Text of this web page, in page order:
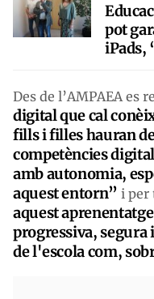
pot
iPads,
Des de l’AMPAEA es
digital que cal
fills i filles hauran
competències
amb autonomia,
aquest entorn” i per
aquest
progressiva,
de l'escola com,